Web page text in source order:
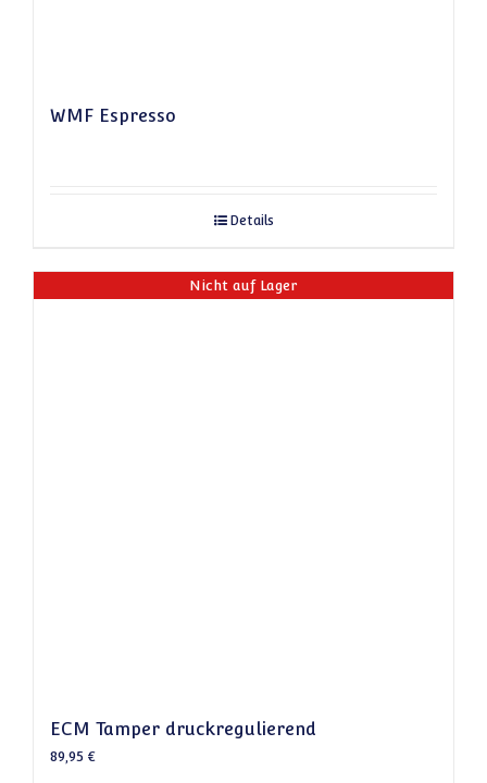
WMF Espresso
Details
Nicht auf Lager
ECM Tamper druckregulierend
89,95 €